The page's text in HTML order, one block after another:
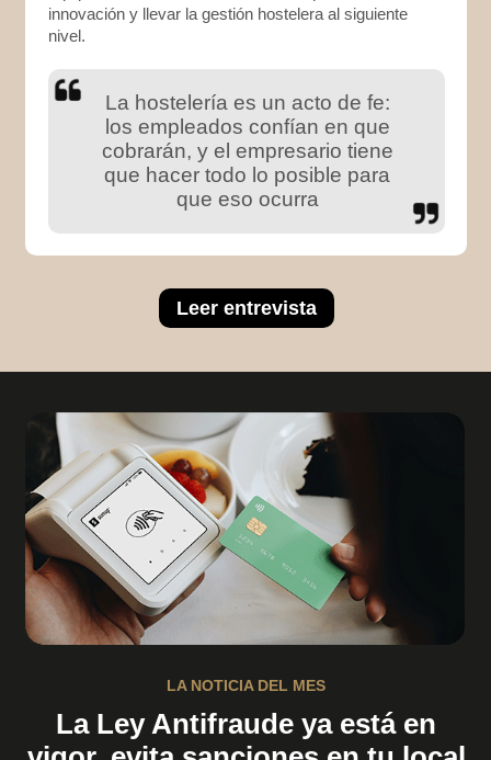
innovación y llevar la gestión hostelera al siguiente
nivel.
La hostelería es un acto de fe:
los empleados confían en que
cobrarán, y el empresario tiene
que hacer todo lo posible para
que eso ocurra
Leer entrevista
LA NOTICIA DEL MES
La Ley Antifraude ya está en